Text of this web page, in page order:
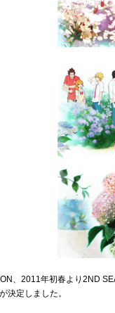
、2011年初春より2ND
決定しました。